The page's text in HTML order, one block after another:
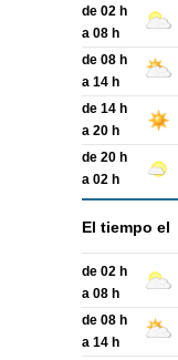
de 02 h
a 08 h
de 08 h
a 14 h
de 14 h
a 20 h
de 20 h
a 02 h
El tiempo el
de 02 h
a 08 h
de 08 h
a 14 h